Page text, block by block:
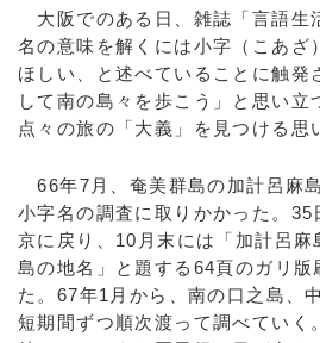
大阪でのある日、雑誌「言語生
名の意味を解くには小字（こあざ
ほしい、と述べていることに触発
して南の島々を歩こう」と思い立
点々の旅の「大義」を見つける思
66年7月、奄美群島の加計呂麻
小字名の調査に取りかかった。35
京に戻り、10月末には「加計呂麻
島の地名」と題する64頁のガリ版
た。67年1月から、南の口之島、
短期間ずつ順次渡って調べていく